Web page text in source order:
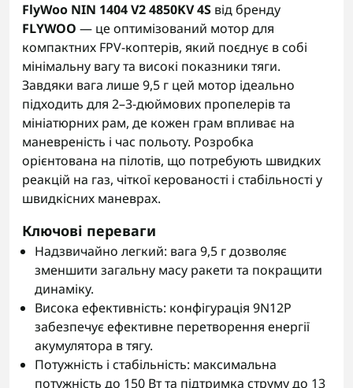
FlyWoo NIN 1404 V2 4850KV 4S від бренду
FLYWOO — це оптимізований мотор для
компактних FPV-коптерів, який поєднує в собі
мінімальну вагу та високі показники тяги.
Завдяки вага лише 9,5 г цей мотор ідеально
підходить для 2–3-дюймових пропелерів та
мініатюрних рам, де кожен грам впливає на
маневреність і час польоту. Розробка
орієнтована на пілотів, що потребують швидких
реакцій на газ, чіткої керованості і стабільності у
швидкісних маневрах.
Ключові переваги
Надзвичайно легкий: вага 9,5 г дозволяє
зменшити загальну масу ракети та покращити
динаміку.
Висока ефективність: конфігурація 9N12P
забезпечує ефективне перетворення енергії
акумулятора в тягу.
Потужність і стабільність: максимальна
потужність до 150 Вт та підтримка струму до 13